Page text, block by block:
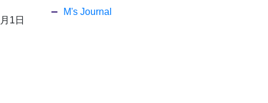
1日
M's Journal